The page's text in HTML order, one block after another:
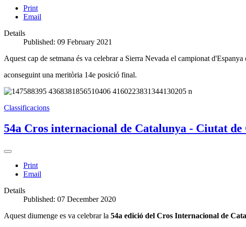
Print
Email
Details
Published: 09 February 2021
Aquest cap de setmana és va celebrar a Sierra Nevada el campionat
aconseguint una meritòria 14e posició final.
Classificacions
54a Cros internacional de Catalunya - Ciutat
Print
Email
Details
Published: 07 December 2020
Aquest diumenge es va celebrar la 54a edició del Cros Internacional de